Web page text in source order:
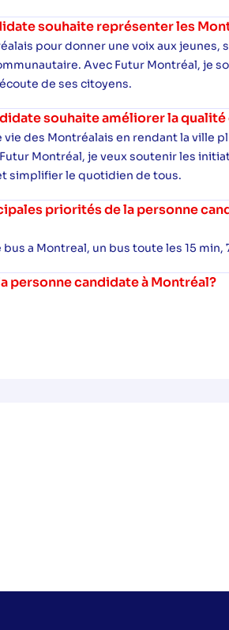
souhaite représenter les
pour donner une voix aux jeunes,
Avec Futur Montréal, je
de ses citoyens.
souhaite améliorer la qualité
des Montréalais en rendant la ville
Montréal, je veux soutenir les
simplifier le quotidien de tous.
priorités de la personne
a Montreal, un bus toute les 15 min,
personne candidate à Montréal?